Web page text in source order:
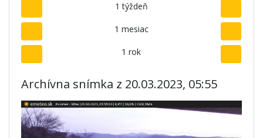
1 týždeň
1 mesiac
1 rok
Archívna snímka z 20.03.2023, 05:55